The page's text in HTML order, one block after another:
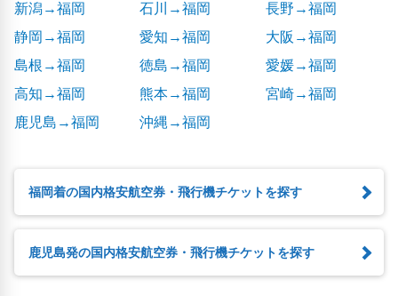
新潟→福岡
石川→福岡
長野→福岡
静岡→福岡
愛知→福岡
大阪→福岡
島根→福岡
徳島→福岡
愛媛→福岡
高知→福岡
熊本→福岡
宮崎→福岡
鹿児島→福岡
沖縄→福岡
福岡着の国内格安航空券・飛行機チケットを探す
鹿児島発の国内格安航空券・飛行機チケットを探す